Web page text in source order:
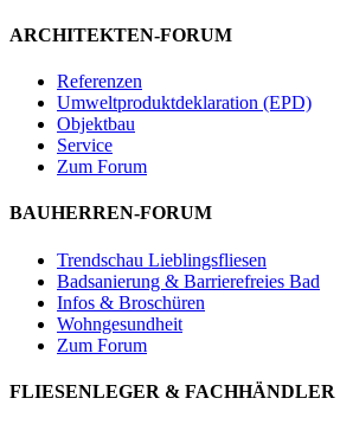
ARCHITEKTEN-FORUM
Referenzen
Umweltproduktdeklaration (EPD)
Objektbau
Service
Zum Forum
BAUHERREN-FORUM
Trendschau Lieblingsfliesen
Badsanierung & Barrierefreies Bad
Infos & Broschüren
Wohngesundheit
Zum Forum
FLIESENLEGER & FACHHÄNDLER